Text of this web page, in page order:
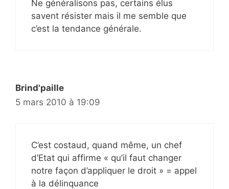
Ne généralisons pas, certains élus
savent résister mais il me semble que
c’est la tendance générale.
Brind'paille
5 mars 2010 à 19:09
C’est costaud, quand même, un chef
d’Etat qui affirme « qu’il faut changer
notre façon d’appliquer le droit » = appel
à la délinquance